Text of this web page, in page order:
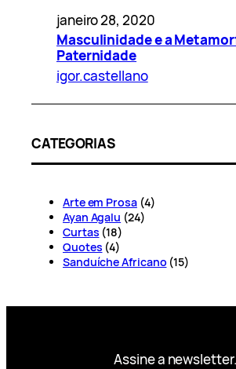
janeiro 28, 2020
Masculinidade e a
Paternidade
igor.castellano
CATEGORIAS
Arte em Prosa(4)
Ayan Agalu (24)
Curtas (18)
Quotes (4)
Sanduíche Africano (15)
Assine a newsletter.